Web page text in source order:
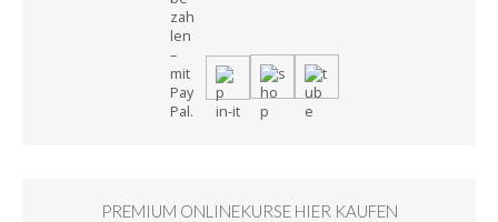
PREMIUM ONLINEKURSE HIER KAUFEN